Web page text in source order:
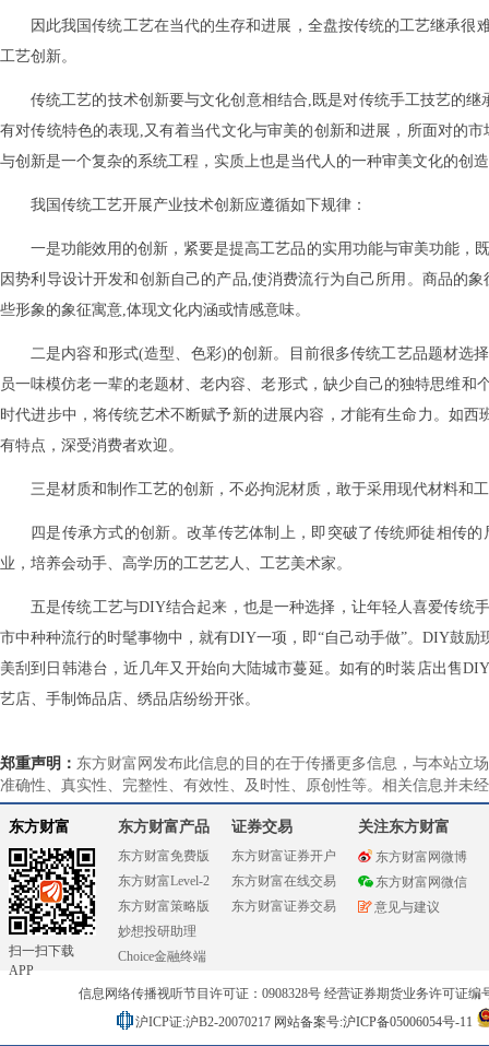
因此我国传统工艺在当代的生存和进展，全盘按传统的工艺继承
工艺创新。
传统工艺的技术创新要与文化创意相结合,既是对传统手工技艺的
有对传统特色的表现,又有着当代文化与审美的创新和进展，所面对的
与创新是一个复杂的系统工程，实质上也是当代人的一种审美文化的创
我国传统工艺开展产业技术创新应遵循如下规律：
一是功能效用的创新，紧要是提高工艺品的实用功能与审美功能，
因势利导设计开发和创新自己的产品,使消费流行为自己所用。商品的
些形象的象征寓意,体现文化内涵或情感意味。
二是内容和形式(造型、色彩)的创新。目前很多传统工艺品题材选
员一味模仿老一辈的老题材、老内容、老形式，缺少自己的独特思维
时代进步中，将传统艺术不断赋予新的进展内容，才能有生命力。如
有特点，深受消费者欢迎。
三是材质和制作工艺的创新，不必拘泥材质，敢于采用现代材料和
四是传承方式的创新。改革传艺体制上，即突破了传统师徒相传
业，培养会动手、高学历的工艺艺人、工艺美术家。
五是传统工艺与DIY结合起来，也是一种选择，让年轻人喜爱传统
市中种种流行的时髦事物中，就有DIY一项，即“自己动手做”。DIY鼓
美刮到日韩港台，近几年又开始向大陆城市蔓延。如有的时装店出售
艺店、手制饰品店、绣品店纷纷开张。
郑重声明： 东方财富网发布此信息的目的在于传播更多信息，与本站立
准确性、真实性、完整性、有效性、及时性、原创性等。相关信息并未
东方财富
扫一扫下载
APP
东方财富产品
东方财富免费版
东方财富Level-2
东方财富策略版
妙想投研助理
Choice金融终端
证券交易
东方财富证券开户
东方财富在线交易
东方财富证券交易
关注东方财富
东方财富网微博
东方财富网微信
意见与建议
信息网络传播视听节目许可证：0908328号 经营证券期货业务许可证编
沪ICP证:沪B2-20070217 网站备案号:沪ICP备05006054号-11